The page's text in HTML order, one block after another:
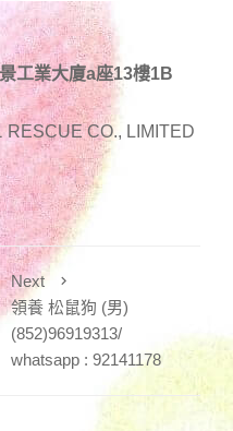
工業大廈a座13樓1B
RESCUE CO., LIMITED
Next
領養 松鼠狗 (男)
(852)96919313/
whatsapp : 92141178